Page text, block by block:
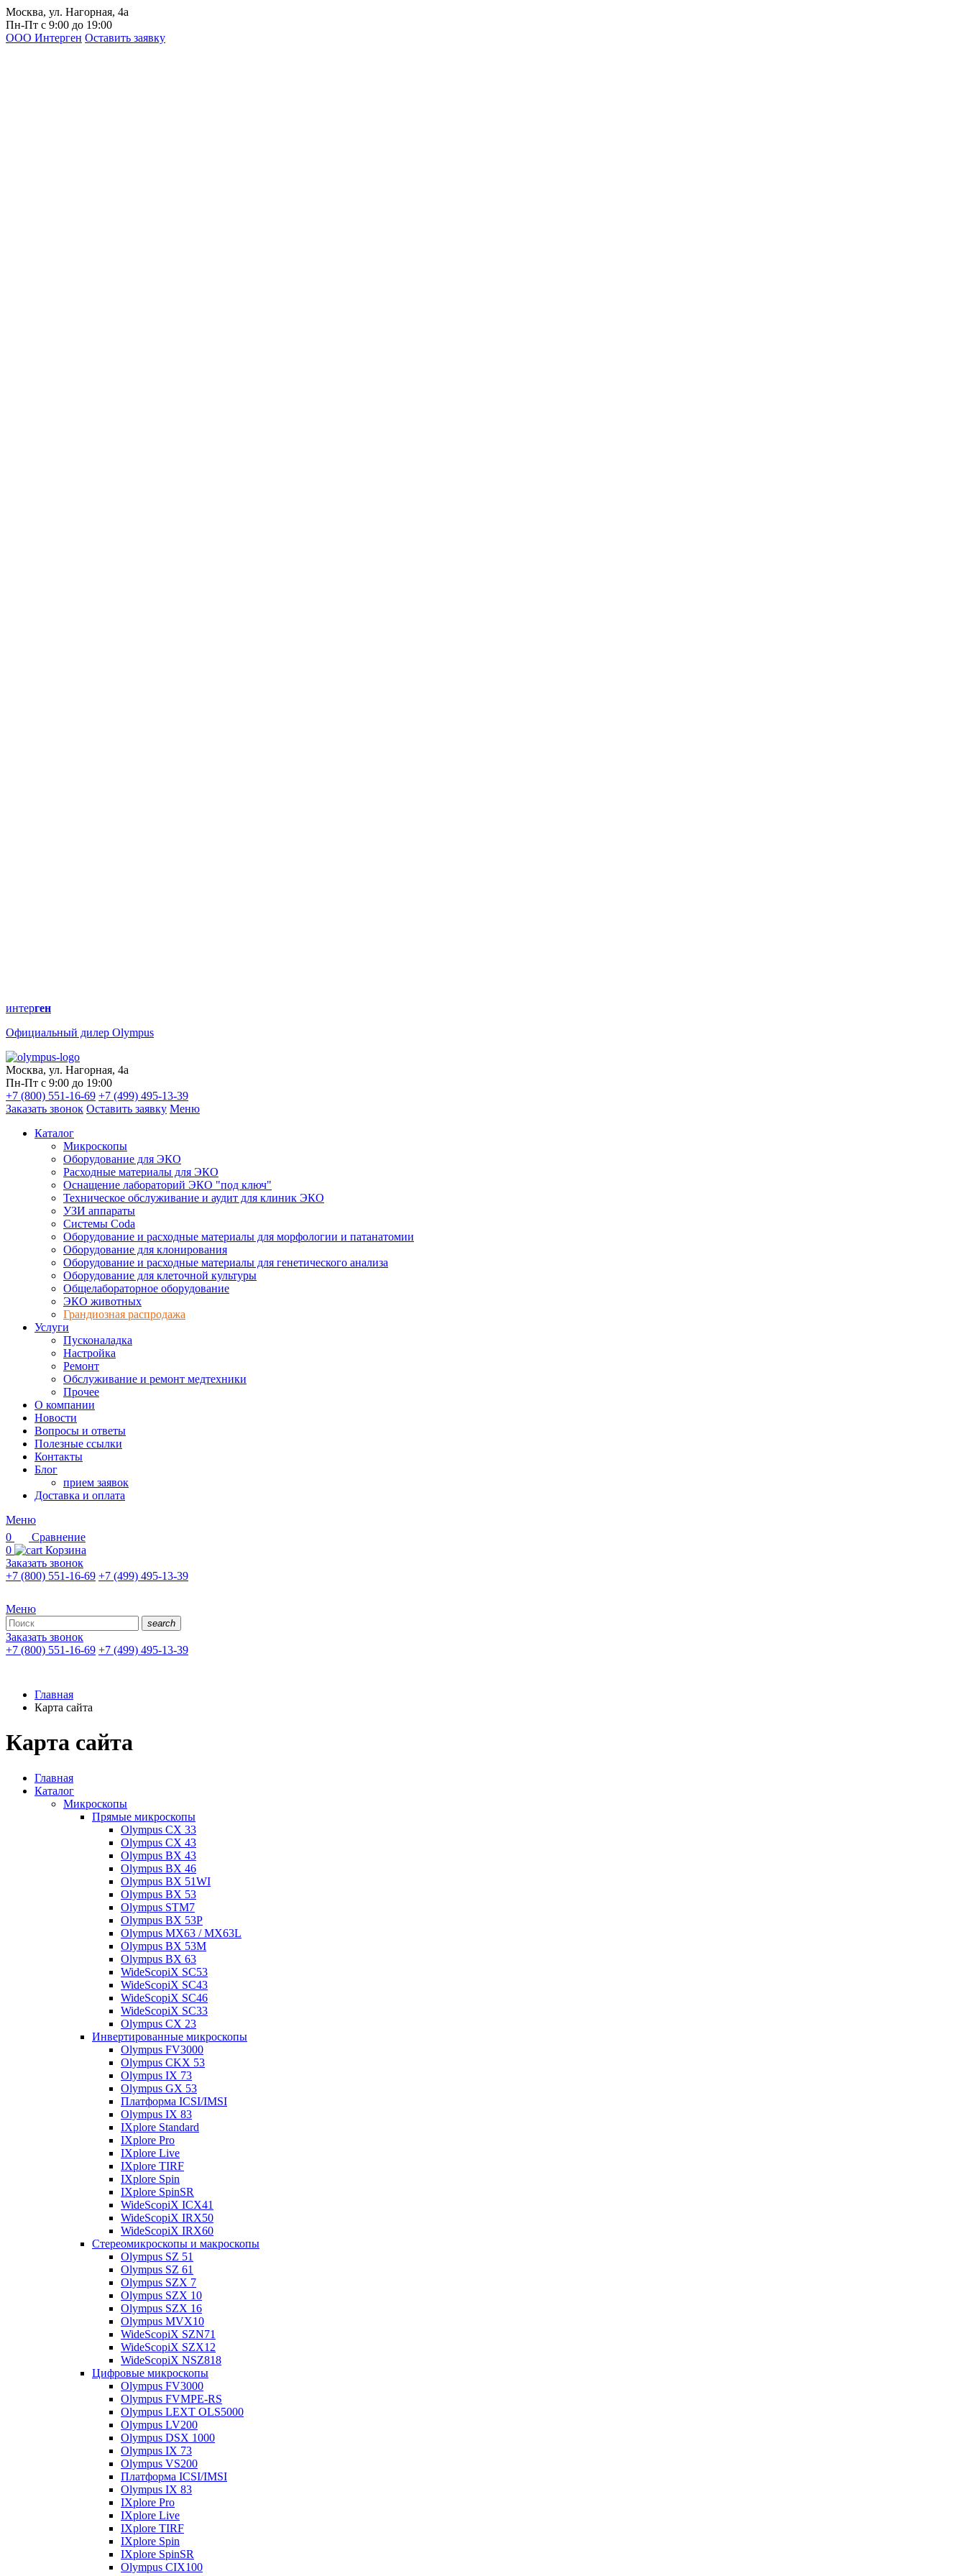
Москва, ул. Нагорная, 4а
Пн-Пт с 9:00 до 19:00
ООО Интерген Оставить заявку
интерген
Официальный дилер Olympus
Москва, ул. Нагорная, 4а
Пн-Пт с 9:00 до 19:00
+7 (800) 551-16-69 +7 (499) 495-13-39
Заказать звонок Оставить заявку Меню
Каталог
Микроскопы
Оборудование для ЭКО
Расходные материалы для ЭКО
Оснащение лабораторий ЭКО "под ключ"
Техническое обслуживание и аудит для клиник ЭКО
УЗИ аппараты
Системы Coda
Оборудование и расходные материалы для морфологии и патанатомии
Оборудование для клонирования
Оборудование и расходные материалы для генетического анализа
Оборудование для клеточной культуры
Общелабораторное оборудование
ЭКО животных
Грандиозная распродажа
Услуги
Пусконаладка
Настройка
Ремонт
Обслуживание и ремонт медтехники
Прочее
О компании
Новости
Вопросы и ответы
Полезные ссылки
Контакты
Блог
прием заявок
Доставка и оплата
Меню
0
Сравнение
0
Корзина
Заказать звонок
+7 (800) 551-16-69 +7 (499) 495-13-39
Меню
search
Заказать звонок
+7 (800) 551-16-69 +7 (499) 495-13-39
Главная
Карта сайта
Карта сайта
Главная
Каталог
Микроскопы
Прямые микроскопы
Olympus CX 33
Olympus CX 43
Olympus BX 43
Olympus BX 46
Olympus BX 51WI
Olympus BX 53
Olympus STM7
Olympus BX 53P
Olympus MX63 / MX63L
Olympus BX 53M
Olympus BX 63
WideScopiX SC53
WideScopiX SC43
WideScopiX SC46
WideScopiX SC33
Olympus CX 23
Инвертированные микроскопы
Olympus FV3000
Olympus CKX 53
Olympus IX 73
Olympus GX 53
Платформа ICSI/IMSI
Olympus IX 83
IXplore Standard
IXplore Pro
IXplore Live
IXplore TIRF
IXplore Spin
IXplore SpinSR
WideScopiX ICX41
WideScopiX IRX50
WideScopiX IRX60
Стереомикроскопы и макроскопы
Olympus SZ 51
Olympus SZ 61
Olympus SZX 7
Olympus SZX 10
Olympus SZX 16
Olympus MVX10
WideScopiX SZN71
WideScopiX SZX12
WideScopiX NSZ818
Цифровые микроскопы
Olympus FV3000
Olympus FVMPE-RS
Olympus LEXT OLS5000
Olympus LV200
Olympus DSX 1000
Olympus IX 73
Olympus VS200
Платформа ICSI/IMSI
Olympus IX 83
IXplore Pro
IXplore Live
IXplore TIRF
IXplore Spin
IXplore SpinSR
Olympus CIX100